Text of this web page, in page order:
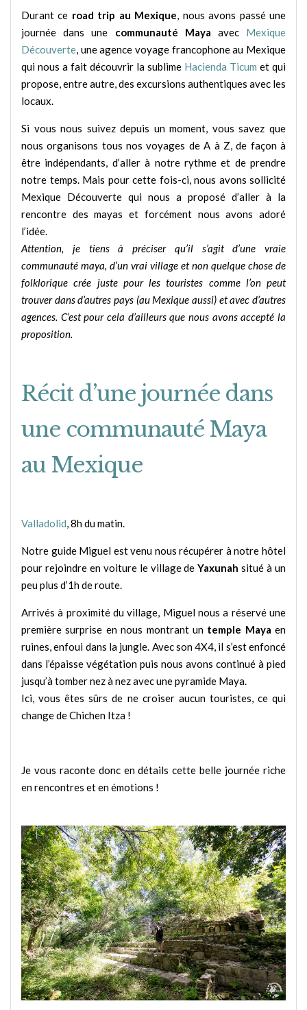
Durant ce road trip au Mexique, nous avons passé une
journée dans une communauté Maya avec Mexique
Découverte, une agence voyage francophone au Mexique
qui nous a fait découvrir la sublime Hacienda Ticum et qui
propose, entre autre, des excursions authentiques avec les
locaux.
Si vous nous suivez depuis un moment, vous savez que
nous organisons tous nos voyages de A à Z, de façon à
être indépendants, d’aller à notre rythme et de prendre
notre temps. Mais pour cette fois-ci, nous avons sollicité
Mexique Découverte qui nous a proposé d’aller à la
rencontre des mayas et forcément nous avons adoré
l’idée.
Attention, je tiens à préciser qu’il s’agit d’une vraie
communauté maya, d’un vrai village et non quelque chose de
folklorique crée juste pour les touristes comme l’on peut
trouver dans d’autres pays (au Mexique aussi) et avec d’autres
agences. C’est pour cela d’ailleurs que nous avons accepté la
proposition.
Récit d’une journée dans
une communauté Maya
au Mexique
Valladolid, 8h du matin.
Notre guide Miguel est venu nous récupérer à notre hôtel
pour rejoindre en voiture le village deYaxunah situé à un
peu plus d’1h de route.
Arrivés à proximité du village, Miguel nous a réservé une
première surprise en nous montrant un temple Maya en
ruines, enfoui dans la jungle. Avec son 4X4, il s’est enfoncé
dans l’épaisse végétation puis nous avons continué à pied
jusqu’à tomber nez à nez avec une pyramide Maya.
Ici, vous êtes sûrs de ne croiser aucun touristes, ce qui
change de Chichen Itza !
Je vous raconte donc en détails cette belle journée riche
en rencontres et en émotions !